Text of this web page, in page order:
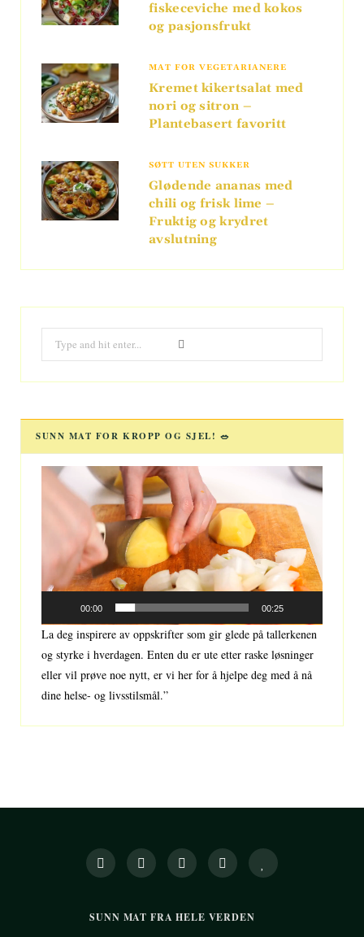
fiskeceviche med kokos
og pasjonsfrukt
MAT FOR VEGETARIANERE
Kremet kikertsalat med
nori og sitron –
Plantebasert favoritt
SØTT UTEN SUKKER
Glødende ananas med
chili og frisk lime –
Fruktig og krydret
avslutning
Search
for:
SUNN MAT FOR KROPP OG SJEL! 🥗
Videoavspiller
00:00 00:25
La deg inspirere av oppskrifter som gir glede på tallerkenen
og styrke i hverdagen. Enten du er ute etter raske løsninger
eller vil prøve noe nytt, er vi her for å hjelpe deg med å nå
dine helse- og livsstilsmål.”
SUNN MAT FRA HELE VERDEN